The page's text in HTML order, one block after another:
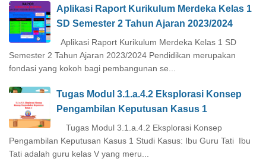
Aplikasi Raport Kurikulum Merdeka Kelas 1
SD Semester 2 Tahun Ajaran 2023/2024
Aplikasi Raport Kurikulum Merdeka Kelas 1 SD
Semester 2 Tahun Ajaran 2023/2024 Pendidikan merupakan
fondasi yang kokoh bagi pembangunan se...
Tugas Modul 3.1.a.4.2 Eksplorasi Konsep
Pengambilan Keputusan Kasus 1
Tugas Modul 3.1.a.4.2 Eksplorasi Konsep
Pengambilan Keputusan Kasus 1 Studi Kasus: Ibu Guru Tati Ibu
Tati adalah guru kelas V yang meru...